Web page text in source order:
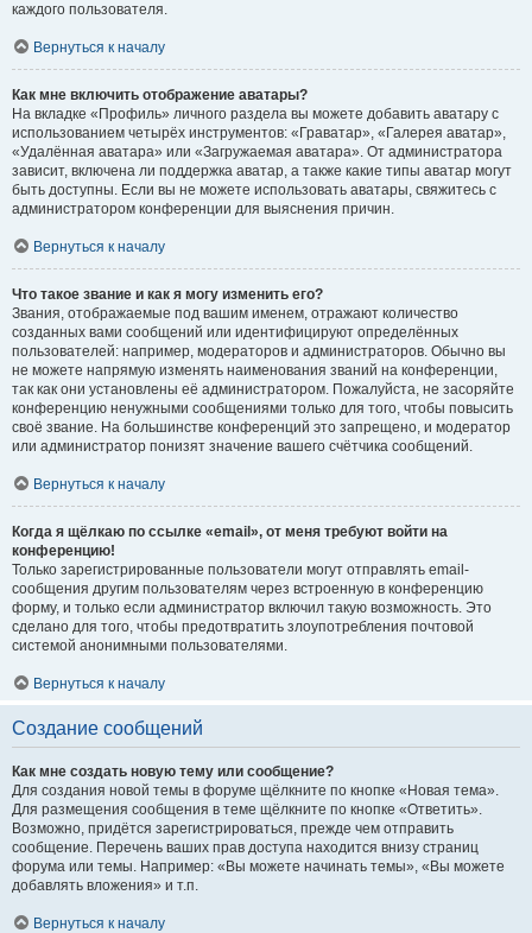
каждого пользователя.
Вернуться к началу
Как мне включить отображение аватары?
На вкладке «Профиль» личного раздела вы можете добавить аватару с
использованием четырёх инструментов: «Граватар», «Галерея аватар»,
«Удалённая аватара» или «Загружаемая аватара». От администратора
зависит, включена ли поддержка аватар, а также какие типы аватар могут
быть доступны. Если вы не можете использовать аватары, свяжитесь с
администратором конференции для выяснения причин.
Вернуться к началу
Что такое звание и как я могу изменить его?
Звания, отображаемые под вашим именем, отражают количество
созданных вами сообщений или идентифицируют определённых
пользователей: например, модераторов и администраторов. Обычно вы
не можете напрямую изменять наименования званий на конференции,
так как они установлены её администратором. Пожалуйста, не засоряйте
конференцию ненужными сообщениями только для того, чтобы повысить
своё звание. На большинстве конференций это запрещено, и модератор
или администратор понизят значение вашего счётчика сообщений.
Вернуться к началу
Когда я щёлкаю по ссылке «email», от меня требуют войти на
конференцию!
Только зарегистрированные пользователи могут отправлять email-
сообщения другим пользователям через встроенную в конференцию
форму, и только если администратор включил такую возможность. Это
сделано для того, чтобы предотвратить злоупотребления почтовой
системой анонимными пользователями.
Вернуться к началу
Создание сообщений
Как мне создать новую тему или сообщение?
Для создания новой темы в форуме щёлкните по кнопке «Новая тема».
Для размещения сообщения в теме щёлкните по кнопке «Ответить».
Возможно, придётся зарегистрироваться, прежде чем отправить
сообщение. Перечень ваших прав доступа находится внизу страниц
форума или темы. Например: «Вы можете начинать темы», «Вы можете
добавлять вложения» и т.п.
Вернуться к началу